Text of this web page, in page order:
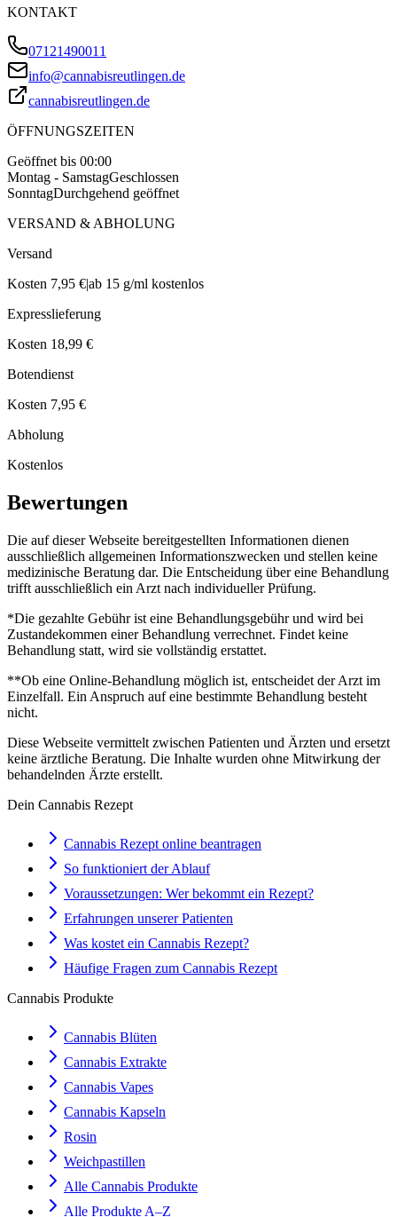
KONTAKT
07121490011
info@cannabisreutlingen.de
cannabisreutlingen.de
ÖFFNUNGSZEITEN
Geöffnet bis 00:00
Montag - SamstagGeschlossen
SonntagDurchgehend geöffnet
VERSAND & ABHOLUNG
Versand
Kosten 7,95 €|ab 15 g/ml kostenlos
Expresslieferung
Kosten 18,99 €
Botendienst
Kosten 7,95 €
Abholung
Kostenlos
Bewertungen
Die auf dieser Webseite bereitgestellten Informationen dienen
ausschließlich allgemeinen Informationszwecken und stellen keine
medizinische Beratung dar. Die Entscheidung über eine Behandlung
trifft ausschließlich ein Arzt nach individueller Prüfung.
*Die gezahlte Gebühr ist eine Behandlungsgebühr und wird bei
Zustandekommen einer Behandlung verrechnet. Findet keine
Behandlung statt, wird sie vollständig erstattet.
**Ob eine Online-Behandlung möglich ist, entscheidet der Arzt im
Einzelfall. Ein Anspruch auf eine bestimmte Behandlung besteht
nicht.
Diese Webseite vermittelt zwischen Patienten und Ärzten und ersetzt
keine ärztliche Beratung. Die Inhalte wurden ohne Mitwirkung der
behandelnden Ärzte erstellt.
Dein Cannabis Rezept
Cannabis Rezept online beantragen
So funktioniert der Ablauf
Voraussetzungen: Wer bekommt ein Rezept?
Erfahrungen unserer Patienten
Was kostet ein Cannabis Rezept?
Häufige Fragen zum Cannabis Rezept
Cannabis Produkte
Cannabis Blüten
Cannabis Extrakte
Cannabis Vapes
Cannabis Kapseln
Rosin
Weichpastillen
Alle Cannabis Produkte
Alle Produkte A–Z